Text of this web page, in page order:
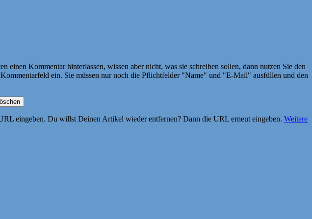
Kommentar hinterlassen, wissen aber nicht, was sie schreiben sollen, dann nutzen Sie den
ein. Sie müssen nur noch die Pflichtfelder "Name" und "E-Mail" ausfüllen und den
eingeben. Du willst Deinen Artikel wieder entfernen? Dann die URL erneut eingeben. Weitere